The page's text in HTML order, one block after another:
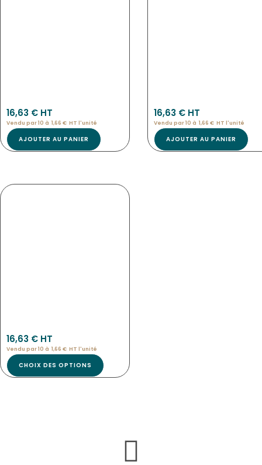
16,63 € HT
Vendu par 10 à 1,66 € HT l'unité
AJOUTER AU PANIER
16,63 € HT
Vendu par 10 à 1,66 € HT l'unité
AJOUTER AU PANIER
16,63 € HT
Vendu par 10 à 1,66 € HT l'unité
CHOIX DES OPTIONS